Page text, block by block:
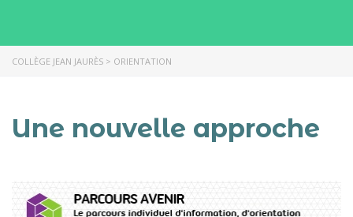
COLLÈGE JEAN JAURÈS > ORIENTATION
Une nouvelle approche